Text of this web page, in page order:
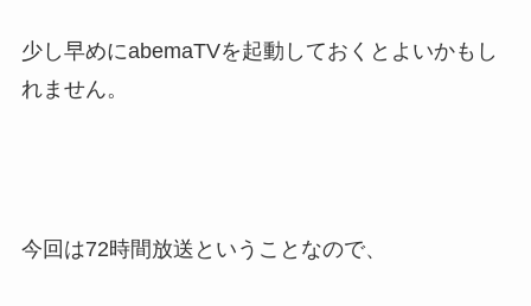
少し早めにabemaTVを起動しておくとよいかもし
れません。
今回は72時間放送ということなので、